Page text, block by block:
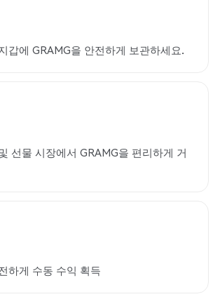
갑에 GRAMG을 안전하게 보관하세요.
선물 시장에서 GRAMG을 편리하게 거
하게 수동 수익 획득